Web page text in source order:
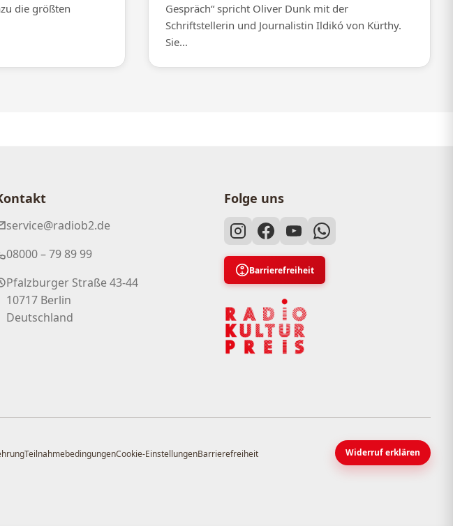
die größten
Gespräch“ spricht Oliver Dunk mit der
Schriftstellerin und Journalistin Ildikó von Kürthy.
Sie...
service@radiob2.de
08000 – 79 89 99
Pfalzburger Straße 43-44
10717 Berlin
Deutschland
Folge uns
Barrierefreiheit
TeilnahmebedingungenCookie-EinstellungenBarrierefreiheit Widerruf erklären